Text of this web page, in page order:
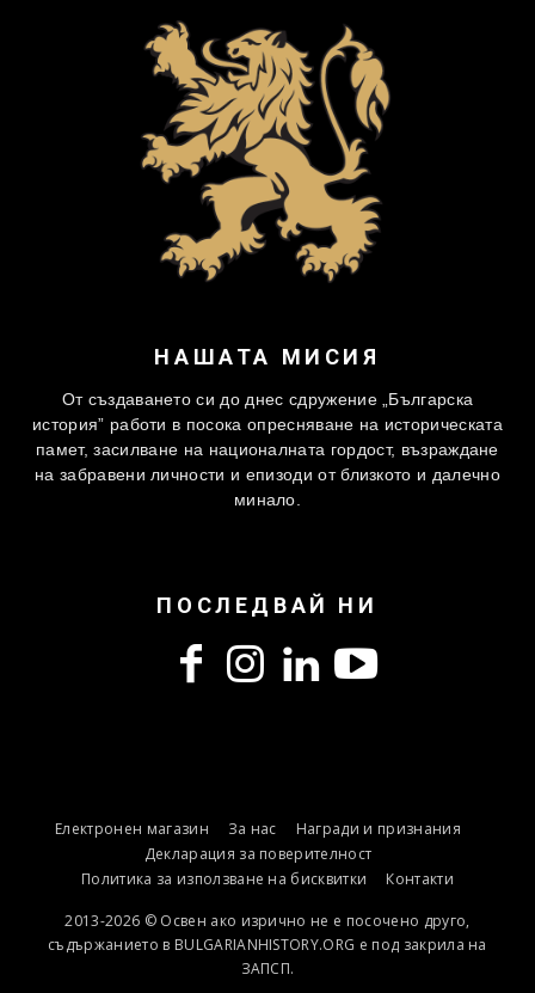
НАШАТА МИСИЯ
От създаването си до днес сдружение „Българска
история” работи в посока опресняване на историческата
памет, засилване на националната гордост, възраждане
на забравени личности и епизоди от близкото и далечно
минало.
ПОСЛЕДВАЙ НИ
Електронен магазин За нас
Награди и признания
Декларация за поверителност
Политика за използване на бисквитки
Контакти
2013-2026 © Освен ако изрично не е посочено друго,
съдържанието в BULGARIANHISTORY.ORG е под закрила на
ЗАПСП.